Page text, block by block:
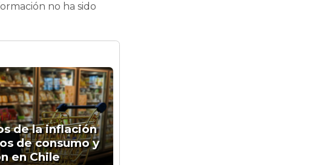
no ha sido
de la inflación
de consumo y
en Chile